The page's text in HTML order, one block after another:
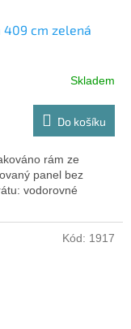
409 cm zelená
Skladem
Do košíku
rám ze
panel bez
vodorovné
Kód: 1917